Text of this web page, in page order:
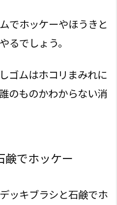
でホッケーやほうきと
るでしょう。
ゴムはホコリまみれに
のものかわからない消
鹸でホッケー
ッキブラシと石鹸でホ